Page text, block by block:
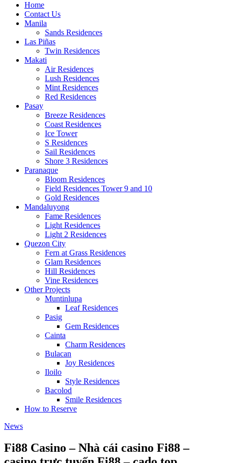
Home
Contact Us
Manila
Sands Residences
Las Piñas
Twin Residences
Makati
Air Residences
Lush Residences
Mint Residences
Red Residences
Pasay
Breeze Residences
Coast Residences
Ice Tower
S Residences
Sail Residences
Shore 3 Residences
Paranaque
Bloom Residences
Field Residences Tower 9 and 10
Gold Residences
Mandaluyong
Fame Residences
Light Residences
Light 2 Residences
Quezon City
Fern at Grass Residences
Glam Residences
Hill Residences
Vine Residences
Other Projects
Muntinlupa
Leaf Residences
Pasig
Gem Residences
Cainta
Charm Residences
Bulacan
Joy Residences
Iloilo
Style Residences
Bacolod
Smile Residences
How to Reserve
News
Fi88 Casino – Nhà cái casino Fi88 –